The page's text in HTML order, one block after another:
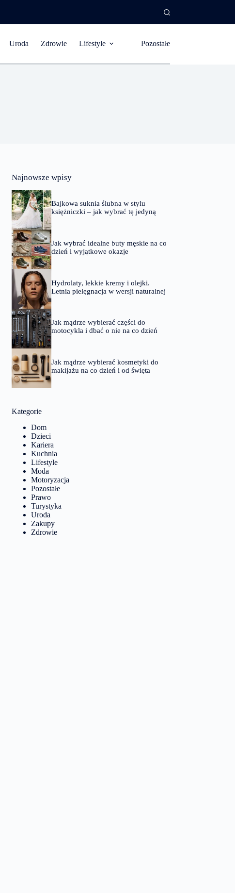
Uroda Zdrowie Lifestyle Pozostałe
Najnowsze wpisy
Bajkowa suknia ślubna w stylu
księżniczki – jak wybrać tę jedyną
Jak wybrać idealne buty męskie na co
dzień i wyjątkowe okazje
Hydrolaty, lekkie kremy i olejki.
Letnia pielęgnacja w wersji naturalnej
Jak mądrze wybierać części do
motocykla i dbać o nie na co dzień
Jak mądrze wybierać kosmetyki do
makijażu na co dzień i od święta
Kategorie
Dom
Dzieci
Kariera
Kuchnia
Lifestyle
Moda
Motoryzacja
Pozostałe
Prawo
Turystyka
Uroda
Zakupy
Zdrowie